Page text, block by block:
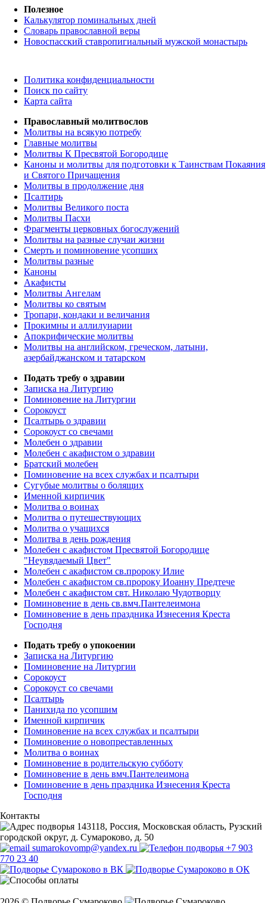
Полезное
Калькулятор поминальных дней
Словарь православной веры
Новоспасский ставропигиальный мужской монастырь
Политика конфиденциальности
Поиск по сайту
Карта сайта
Православный молитвослов
Молитвы на всякую потребу
Главные молитвы
Молитвы К Пресвятой Богородице
Каноны и молитвы для подготовки к Таинствам Покаяния
и Святого Причащения
Молитвы в продолжение дня
Псалтирь
Молитвы Великого поста
Молитвы Пасхи
Фрагменты церковных богослужений
Молитвы на разные случаи жизни
Смерть и поминовение усопших
Молитвы разные
Каноны
Акафисты
Молитвы Ангелам
Молитвы ко святым
Тропари, кондаки и величания
Прокимны и аллилуиарии
Апокрифические молитвы
Молитвы на английском, греческом, латыни,
азербайджанском и татарском
Подать требу о здравии
Записка на Литургию
Поминовение на Литургии
Сорокоуст
Псалтырь о здравии
Сорокоуст со свечами
Молебен о здравии
Молебен с акафистом о здравии
Братский молебен
Поминовение на всех службах и псалтыри
Сугубые молитвы о болящих
Именной кирпичик
Молитва о воинах
Молитва о путешествующих
Молитва о учащихся
Молитва в день рождения
Молебен с акафистом Пресвятой Богородице
"Неувядаемый Цвет"
Молебен с акафистом св.пророку Илие
Молебен с акафистом св.пророку Иоанну Предтече
Молебен с акафистом свт. Николаю Чудотворцу
Поминовение в день св.вмч.Пантелеимона
Поминовение в день праздника Изнесения Креста
Господня
Подать требу о упокоении
Записка на Литургию
Поминовение на Литургии
Сорокоуст
Сорокоуст со свечами
Псалтырь
Панихида по усопшим
Именной кирпичик
Поминовение на всех службах и псалтыри
Поминовение о новопреставленных
Молитва о воинах
Поминовение в родительскую субботу
Поминовение в день вмч.Пантелеимона
Поминовение в день праздника Изнесения Креста
Господня
Контакты
143118, Россия, Московская область, Рузский
городской округ, д. Сумароково, д. 50
sumarokovomp@yandex.ru
+7 903
770 23 40